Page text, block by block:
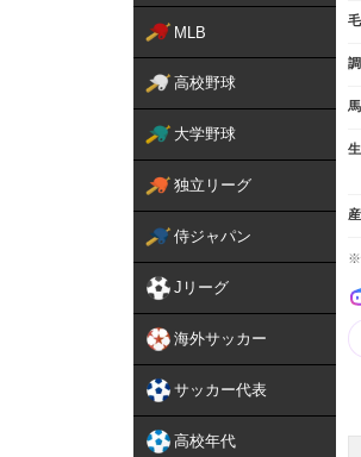
MLB
高校野球
大学野球
独立リーグ
侍ジャパン
Jリーグ
海外サッカー
サッカー代表
高校年代
※